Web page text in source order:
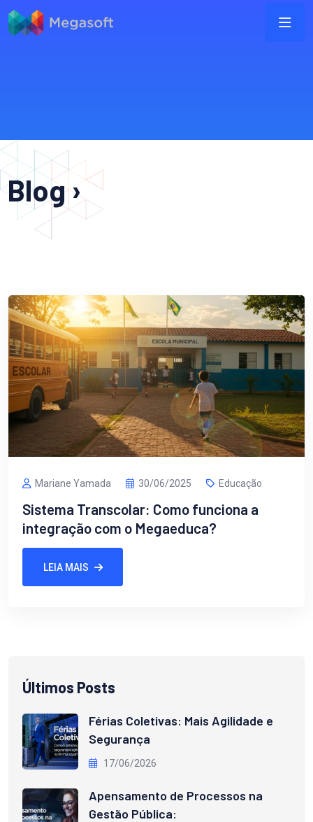
Blog ›
Mariane Yamada 30/06/2025 Educação
Sistema Transcolar: Como funciona a
integração com o Megaeduca?
LEIA MAIS
Últimos Posts
Férias Coletivas: Mais Agilidade e
Segurança
17/06/2026
Apensamento de Processos na
Gestão Pública: